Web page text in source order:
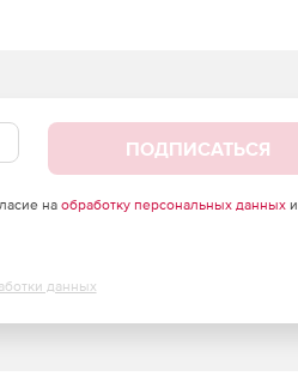
ПОДПИСАТЬСЯ
на обработку персональных данныхи
данных